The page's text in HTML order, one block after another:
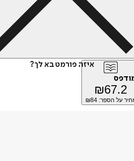
איזה פורמט בא לך?
₪67.2
על הספר: ₪84